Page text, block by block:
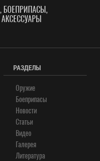
БОЕПРИПАСЫ,
РАЗДЕЛЫ
Оружие
Боеприпасы
Новости
Статьи
Видео
Галерея
Литература